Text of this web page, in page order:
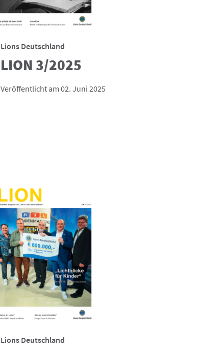
Lions Deutschland
LION 3/2025
Veröffentlicht am 02. Juni 2025
Lions Deutschland